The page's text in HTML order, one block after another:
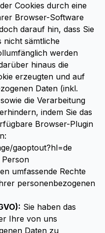
Cookies durch eine
Browser-Software
darauf hin, dass Sie
nicht sämtliche
werden
hinaus die
erzeugten und auf
Daten (inkl.
die Verarbeitung
indem Sie das
Browser-Plugin
gaoptout?hl=de
umfassende Rechte
personenbezogenen
Sie haben das
Ihre von uns
Daten zu